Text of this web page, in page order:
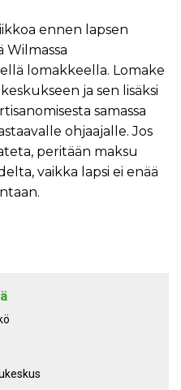
ennen lapsen
Wilmassa
lomakkeella. Lomake
ja sen lisäksi
samassa
ohjaajalle. Jos
peritään maksu
vaikka lapsi ei enää